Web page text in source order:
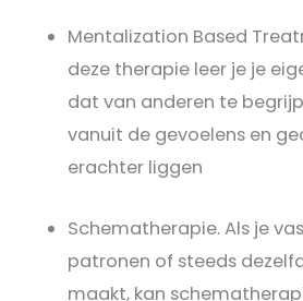
Mentalization Based
deze therapie leer je je
dat van anderen te
vanuit de gevoelens en
erachter liggen
Schematherapie. Als je
patronen of steeds
maakt, kan